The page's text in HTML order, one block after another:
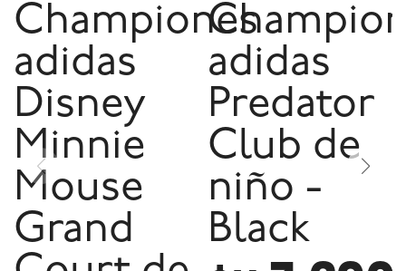
Championes
adidas
Disney
Minnie
Mouse
Grand
adidas
Predator
Club de
niño -
Black